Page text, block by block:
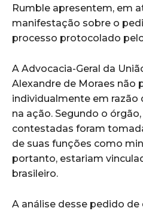
Rumble apresentem, em
manifestação sobre o
processo protocolado
A Advocacia-Geral da
Alexandre de Moraes não
individualmente em
na ação. Segundo o
contestadas foram
de suas funções como
portanto, estariam
brasileiro.
A análise desse pedido